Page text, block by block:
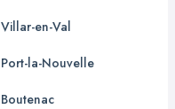
Villar-en-Val
Port-la-Nouvelle
Boutenac